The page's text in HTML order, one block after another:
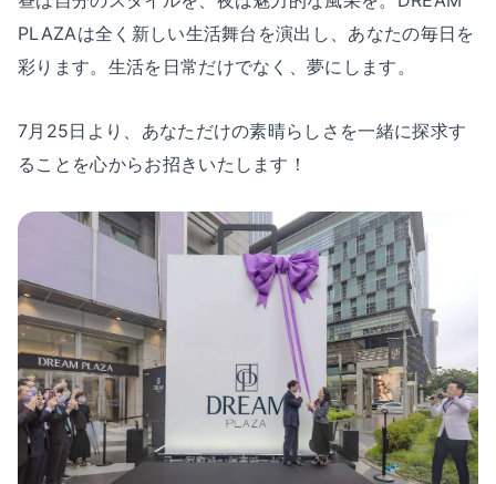
PLAZAは全く新しい生活舞台を演出し、あなたの毎日を
彩ります。生活を日常だけでなく、夢にします。
7月25日より、あなただけの素晴らしさを一緒に探求す
ることを心からお招きいたします！